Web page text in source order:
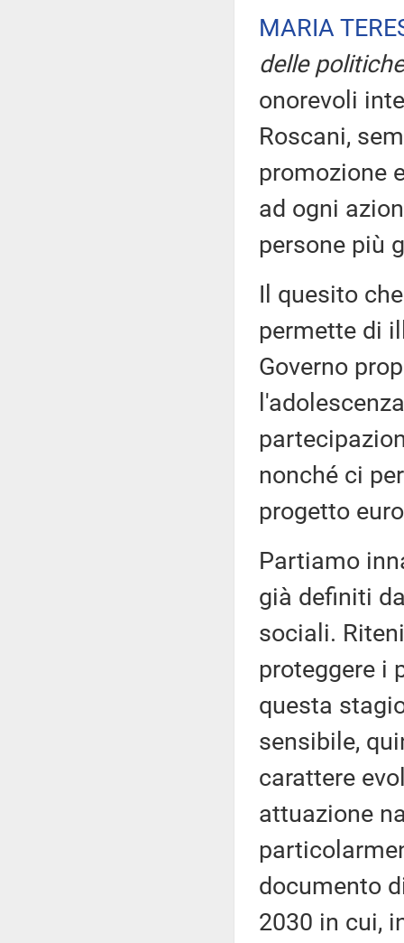
MARIA
delle
onorevoli
Roscani,
promozione
ad ogni
persone più
Il quesito
permette di
Governo
nonché ci
progetto
Partiamo
già definiti
sociali.
proteggere i
questa
sensibile,
carattere
attuazione
documento
2030 in cui,